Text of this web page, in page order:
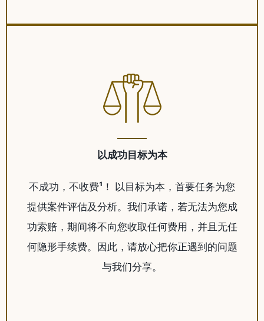
以成功目标为本
不成功，不收费¹ ！ 以目标为本，首要任务为您
提供案件评估及分析。我们承诺，若无法为您成
功索赔，期间将不向您收取任何费用，并且无任
何隐形手续费。因此，请放心把你正遇到的问题
与我们分享。